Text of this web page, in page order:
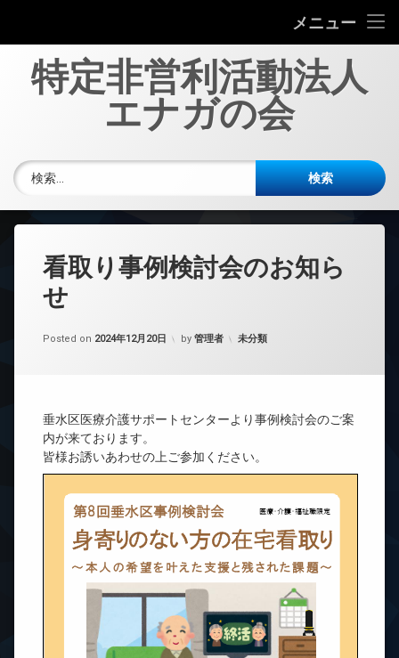
メニュー
代表理事ご挨拶
代表理事ご挨拶
令和2年4月2日 代表理事挨拶
定款(平成30年変更）
事業報告（R5）
事業報告（R1）
事業報告（H29）
沿革
投稿一覧
多職種協働の劇について
多職種協働の劇について
裕次郎さんの退院
裕次郎さん認知症サポーターになる
裕次郎さんと家族の選択
裕次郎さんの食改善！
裕次郎さん認知症サポータになる（神戸市）
会員申込みフォーム
特定非営利活動法人
エナガの会
電話番号:
看取り事例検討会のお知ら
せ
Posted on 2024年12月20日 by 管理者 カテゴリー:
未分類
垂水区医療介護サポートセンターより事例検討会のご案
内が来ております。
皆様お誘いあわせの上ご参加ください。